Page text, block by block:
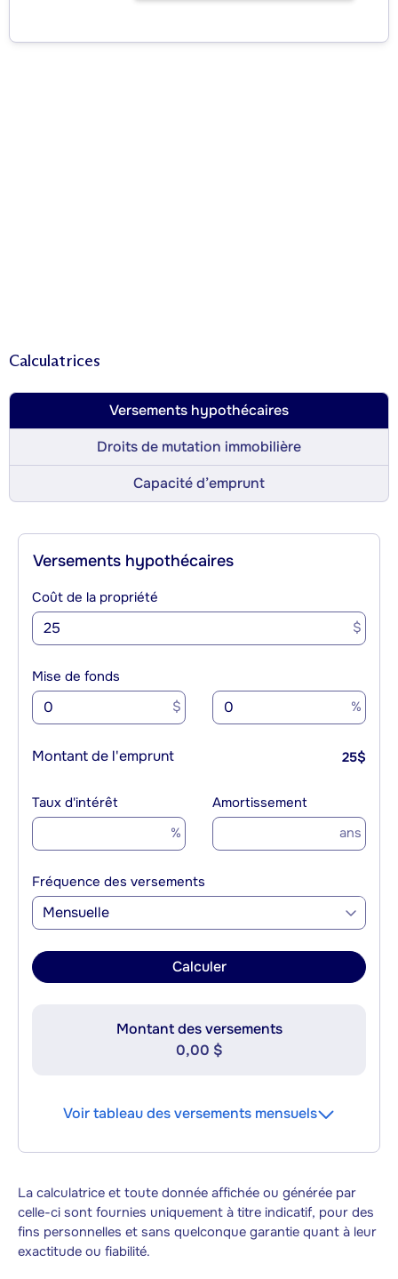
Calculatrices
Versements hypothécaires
Droits de mutation immobilière
Capacité d’emprunt
Versements hypothécaires
Coût de la propriété
$
Mise de fonds
$ %
Montant de l'emprunt 25$
Taux d'intérêt
%
Amortissement
ans
Fréquence des versements
Mensuelle
Calculer
Montant des versements
0,00 $
Voir tableau des versements mensuels
La calculatrice et toute donnée affichée ou générée par
celle-ci sont fournies uniquement à titre indicatif, pour des
fins personnelles et sans quelconque garantie quant à leur
exactitude ou fiabilité.